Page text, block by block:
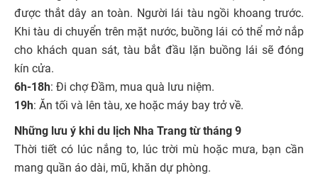
được thắt dây an toàn. Người lái tàu ngồi khoang trước.
Khi tàu di chuyển trên mặt nước, buồng lái có thể mở nắp
cho khách quan sát, tàu bắt đầu lặn buồng lái sẽ đóng
kín cửa.
6h-18h: Đi chợ Đầm, mua quà lưu niệm.
19h: Ăn tối và lên tàu, xe hoặc máy bay trở về.
Những lưu ý khi du lịch Nha Trang từ tháng 9
Thời tiết có lúc nắng to, lúc trời mù hoặc mưa, bạn cần
mang quần áo dài, mũ, khăn dự phòng.